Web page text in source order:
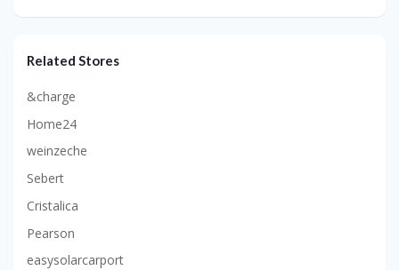
Related Stores
&charge
Home24
weinzeche
Sebert
Cristalica
Pearson
easysolarcarport